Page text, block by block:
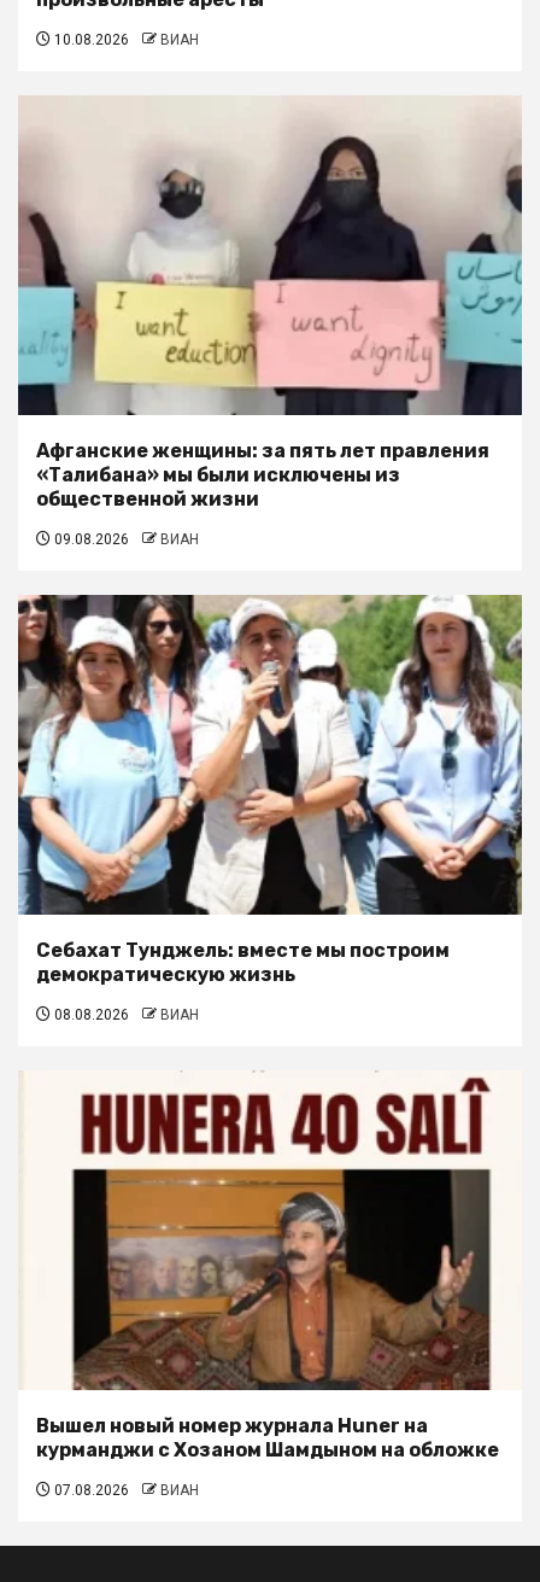
10.08.2026 ВИАН
Афганские женщины: за пять лет правления
«Талибана» мы были исключены из
общественной жизни
09.08.2026 ВИАН
Себахат Тунджель: вместе мы построим
демократическую жизнь
08.08.2026 ВИАН
Вышел новый номер журнала Huner на
курманджи с Хозаном Шамдыном на обложке
07.08.2026 ВИАН